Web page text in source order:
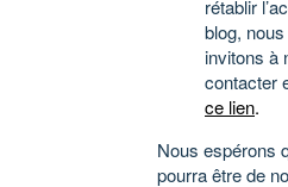
rétablir
blog,
invitons à
contacter
ce lien.
Nous espérons
pourra être de